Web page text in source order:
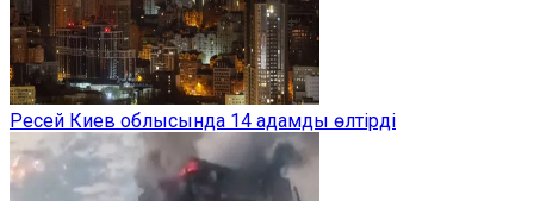
Ресей Киев облысында 14 адамды өлтірді